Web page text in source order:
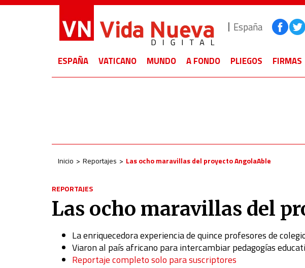
España
ESPAÑA VATICANO MUNDO A FONDO PLIEGOS FIRMAS
Inicio Reportajes Las ocho maravillas del proyecto AngolaAble
REPORTAJES
Las ocho maravillas del
La enriquecedora experiencia de quince profesores de
Viaron al país africano para intercambiar pedagogías
Reportaje completo solo para suscriptores